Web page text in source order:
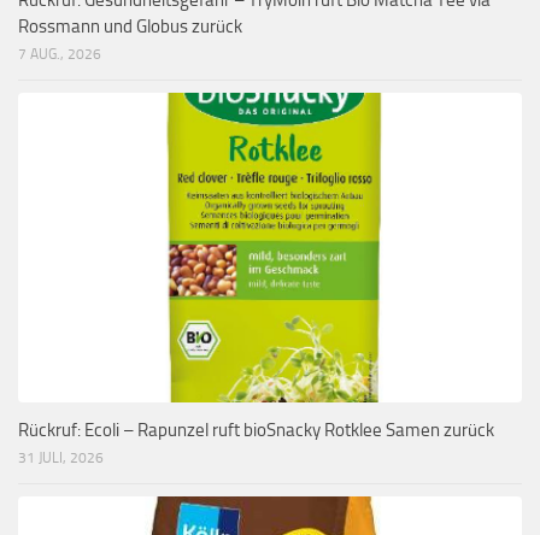
Rossmann und Globus zurück
7 AUG., 2026
Rückruf: Ecoli – Rapunzel ruft bioSnacky Rotklee Samen zurück
31 JULI, 2026